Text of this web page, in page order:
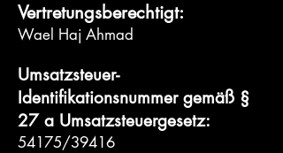
Vertretungsberechtigt:
Wael Haj Ahmad
Umsatzsteuer-
Identifikationsnummer gemäß §
27 a Umsatzsteuergesetz:
54175/39416